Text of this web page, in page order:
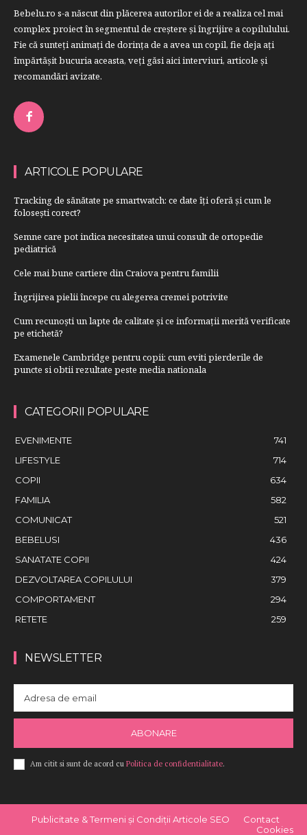
Bebelu.ro s-a născut din plăcerea autorilor ei de a realiza cel mai
complex proiect în segmentul de creştere şi îngrijire a copilulului.
Fie că sunteţi animaţi de dorinţa de a avea un copil, fie deja aţi
împărtăşit bucuria aceasta, veți găsi aici interviuri, articole şi
recomandări avizate.
ARTICOLE POPULARE
Tracking de sănătate pe smartwatch: ce date îți oferă și cum le
folosești corect?
Semne care pot indica necesitatea unui consult de ortopedie
pediatrică
Cele mai bune cartiere din Craiova pentru familii
Îngrijirea pielii începe cu alegerea cremei potrivite
Cum recunoști un lapte de calitate și ce informații merită verificate
pe etichetă?
Examenele Cambridge pentru copii: cum eviti pierderile de
puncte si obtii rezultate peste media nationala
CATEGORII POPULARE
EVENIMENTE
741
LIFESTYLE
714
COPII
634
FAMILIA
582
COMUNICAT
521
BEBELUSI
436
SANATATE COPII
424
DEZVOLTAREA COPILULUI
379
COMPORTAMENT
294
RETETE
259
NEWSLETTER
ABONARE
Am citit si sunt de acord cu Politica de confidentialitate.
Publicitate & Termeni și Condiții Articole SEO
Contact
Cookies